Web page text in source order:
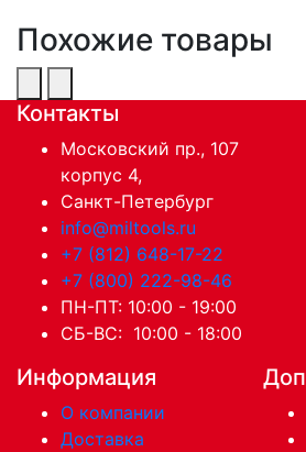
Похожие товары
Контакты
Московский пр., 107
корпус 4,
Санкт-Петербург
info@miltools.ru
+7 (812) 648-17-22
+7 (800) 222-98-46
ПН-ПТ: 10:00 - 19:00
СБ-ВС: 10:00 - 18:00
Информация
О компании
Доставка